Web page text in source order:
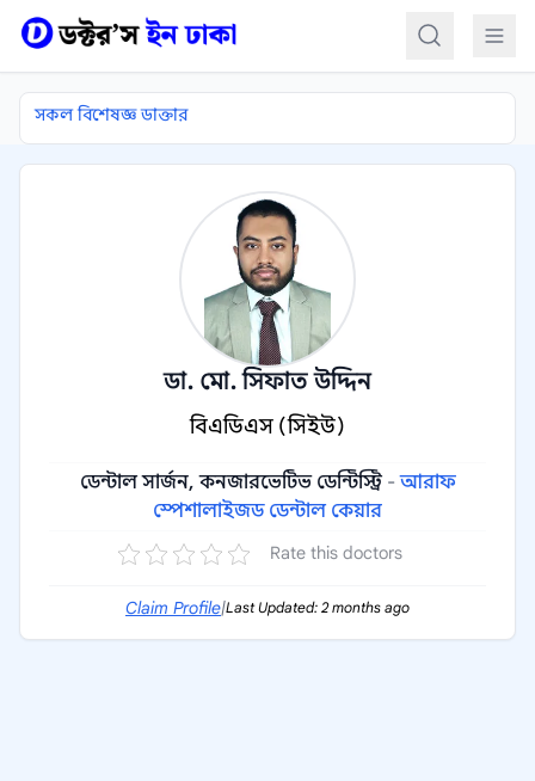
সকল বিশেষজ্ঞ ডাক্তার
ডা. মো. সিফাত উদ্দিন
বিএডিএস (সিইউ)
ডেন্টাল সার্জন, কনজারভেটিভ ডেন্টিস্ট্রি -আরাফ
স্পেশালাইজড ডেন্টাল কেয়ার
Rate this doctors
Claim Profile|Last Updated: 2 months ago